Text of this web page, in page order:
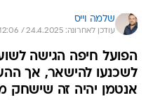
שלמה וייס
עודכן לאחרונה: 24.4.2025 / 12:06
הפועל חיפה הגישה
לשכנעו להישאר, אך
אנטמן יהיה זה שישחק